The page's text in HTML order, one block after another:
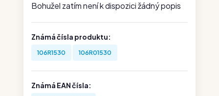
Bohužel zatím není k dispozici žádný popis
Známá čísla produktu:
106R1530 106R01530
Známá EAN čísla: